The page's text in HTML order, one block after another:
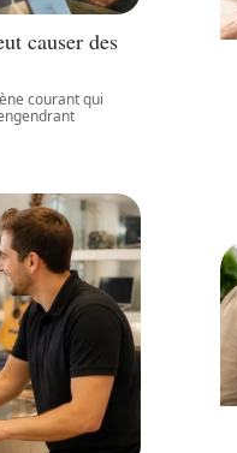
causer des
courant qui